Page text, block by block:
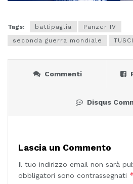
Tags: battipaglia
Panzer IV
seconda guerra mondiale
Commenti
Disqus
Lascia un Commento
Il tuo indirizzo email non sarà
obbligatori sono contrassegnati